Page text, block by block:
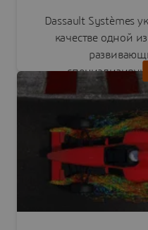
Dassault Systèmes
качестве одной